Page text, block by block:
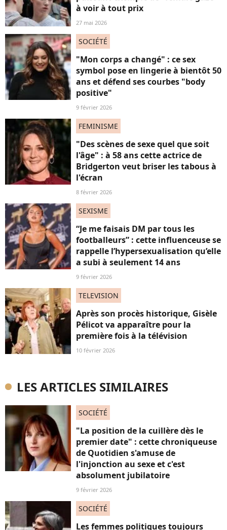
à voir à tout prix
27 mai 2026
SOCIÉTÉ
"Mon corps a changé" : ce sex
symbol pose en lingerie à bientôt 50
ans et défend ses courbes "body
positive"
9 février 2026
FEMINISME
"Des scènes de sexe quel que soit
l'âge" : à 58 ans cette actrice de
Bridgerton veut briser les tabous à
l'écran
8 février 2026
SEXISME
“Je me faisais DM par tous les
footballeurs” : cette influenceuse se
rappelle l’hypersexualisation qu’elle
a subi à seulement 14 ans
9 février 2026
TELEVISION
Après son procès historique, Gisèle
Pélicot va apparaître pour la
première fois à la télévision
10 février 2026
LES ARTICLES SIMILAIRES
SOCIÉTÉ
"La position de la cuillère dès le
premier date" : cette chroniqueuse
de Quotidien s'amuse de
l'injonction au sexe et c'est
absolument jubilatoire
9 février 2026
SOCIÉTÉ
Les femmes politiques toujours